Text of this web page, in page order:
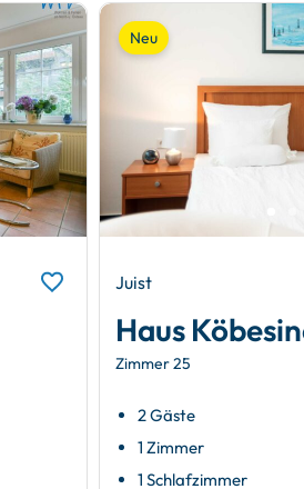
Neu
Juist
Haus
Zimmer 25
2 Gäste
1 Zimmer
1 Schlafzimmer